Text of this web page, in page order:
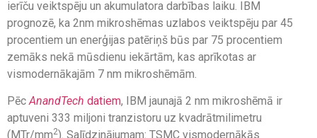
ierīču veiktspēju un akumulatora darbības laiku. IBM
prognozē, ka 2nm mikroshēmas uzlabos veiktspēju par 45
procentiem un enerģijas patēriņš būs par 75 procentiem
zemāks nekā mūsdienu iekārtām, kas aprīkotas ar
vismodernākajām 7 nm mikroshēmām.
PēcAnandTech datiem, IBM jaunajā 2 nm mikroshēmā ir
aptuveni 333 miljoni tranzistoru uz kvadrātmilimetru
(MTr/mm2). Salīdzinājumam: TSMC vismodernākās